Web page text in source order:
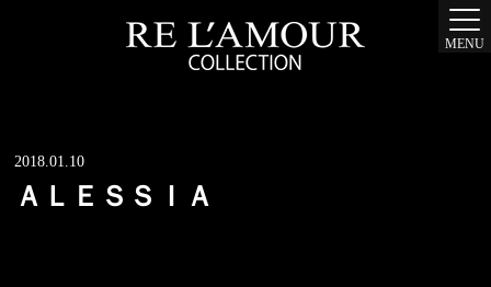
MENU
2018.01.10
ＡＬＥＳＳＩＡ